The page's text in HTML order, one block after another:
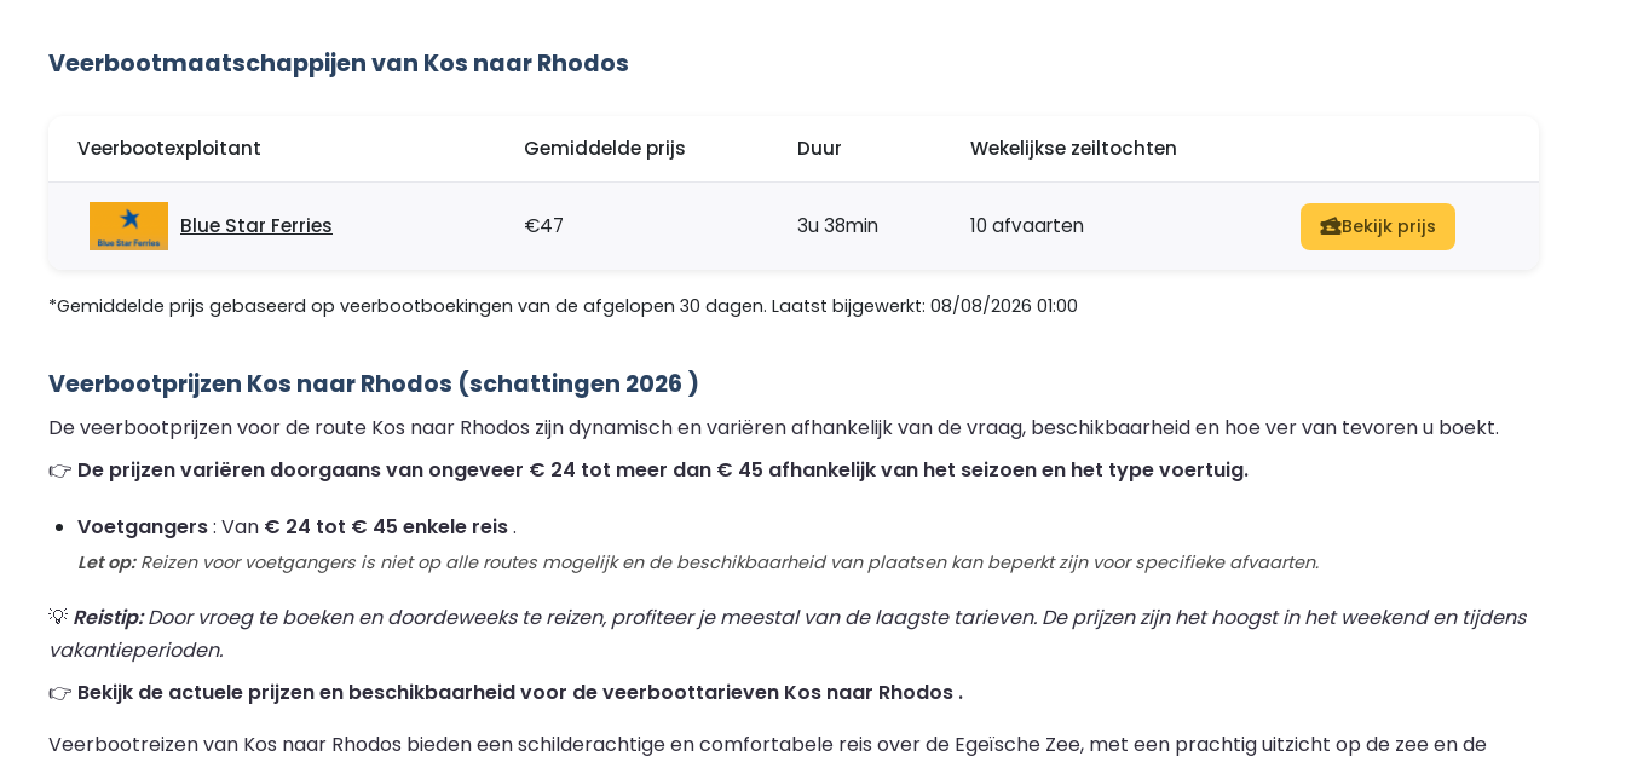
Veerbootmaatschappijen van Kos naar Rhodos
Veerbootexploitant Gemiddelde prijs Duur Wekelijkse zeiltochten
Blue Star Ferries €47 3u 38min 10 afvaarten Bekijk prijs
*Gemiddelde prijs gebaseerd op veerbootboekingen van de afgelopen 30 dagen. Laatst bijgewerkt: 08/08/2026 01:00
Veerbootprijzen Kos naar Rhodos (schattingen 2026 )
De veerbootprijzen voor de route Kos naar Rhodos zijn dynamisch en variëren afhankelijk van de vraag, beschikbaarheid en hoe ver van tevoren u boekt.
👉 De prijzen variëren doorgaans van ongeveer € 24 tot meer dan € 45 afhankelijk van het seizoen en het type voertuig.
Voetgangers: Van € 24 tot € 45 enkele reis.
Let op:Reizen voor voetgangers is niet op alle routes mogelijk en de beschikbaarheid van plaatsen kan beperkt zijn voor specifieke afvaarten.
💡 Reistip:Door vroeg te boeken en doordeweeks te reizen, profiteer je meestal van de laagste tarieven. De prijzen zijn het hoogst in het weekend en tijdens
vakantieperioden.
👉 Bekijk de actuele prijzen en beschikbaarheid voor de veerboottarieven Kos naar Rhodos .
Veerbootreizen van Kos naar Rhodos bieden een schilderachtige en comfortabele reis over de Egeïsche Zee, met een prachtig uitzicht op de zee en de